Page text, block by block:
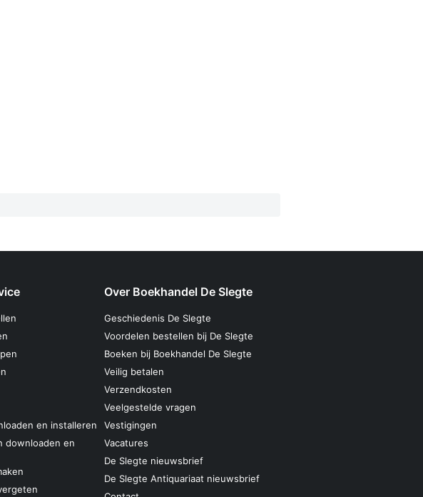
en installeren
downloaden en
Over Boekhandel De Slegte
Geschiedenis De Slegte
Voordelen bestellen bij De Slegte
Boeken bij Boekhandel De Slegte
Veilig betalen
Verzendkosten
Veelgestelde vragen
Vestigingen
Vacatures
De Slegte nieuwsbrief
De Slegte Antiquariaat nieuwsbrief